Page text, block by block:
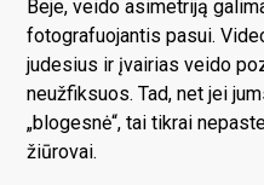
Beje, veido asimetriją
fotografuojantis pasui.
judesius ir įvairias veido
neužfiksuos. Tad, net jei
„blogesnė“, tai tikrai
žiūrovai.